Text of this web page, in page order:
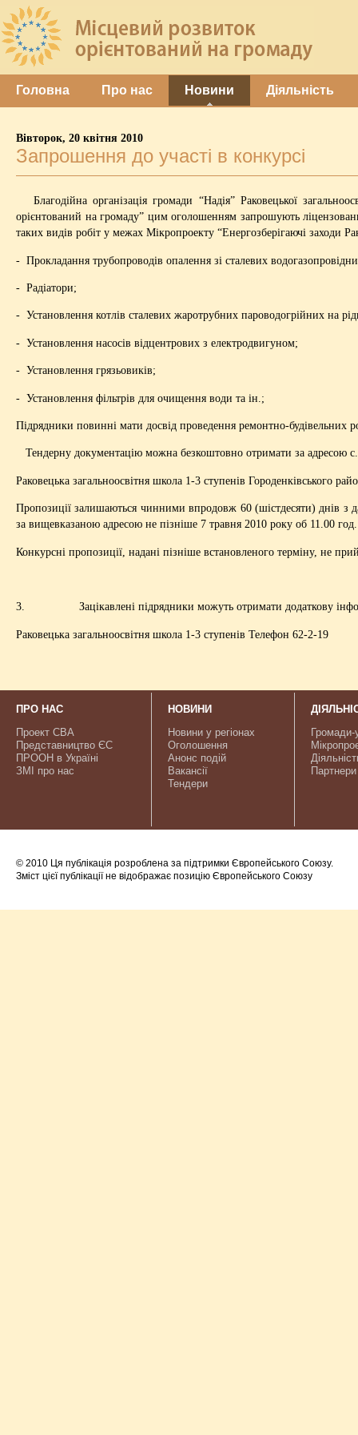
Головна Про нас Новини Діяльність
Вівторок, 20 квітня 2010
Запрошення до участі в конкурсі
Благодійна організація громади “Надія” Раковецької
орієнтований на громаду” цим оголошенням запрошують
таких видів робіт у межах Мікропроекту “Енергозберігаючі заходи
- Прокладання трубопроводів опалення зі сталевих
- Радіатори;
- Установлення котлів сталевих жаротрубних пароводогрійних на
- Установлення насосів відцентрових з електродвигуном;
- Установлення грязьовиків;
- Установлення фільтрів для очищення води та ін.;
Підрядники повинні мати досвід проведення ремонтно-будівельних
Тендерну документацію можна безкоштовно отримати за адресою
Раковецька загальноосвітня школа 1-3 ступенів Городенківського
Пропозиції залишаються чинними впродовж 60 (шістдесяти) днів з
за вищевказаною адресою не пізніше 7 травня 2010 року об 11.00
Конкурсні пропозиції, надані пізніше встановленого терміну, не
3. Зацікавлені підрядники можуть отримати додаткову
Раковецька загальноосвітня школа 1-3 ступенів Телефон 62-2-19
ПРО НАС
Проект CBA
Представництво ЄС
ПРООН в Україні
ЗМІ про нас
НОВИНИ
Новини у регіонах
Оголошення
Анонс подій
Вакансії
Тендери
Громади-
Партнери
© 2010 Ця публікація розроблена за підтримки Європейського Союзу.
Зміст цієї публікації не відображає позицію Європейського Союзу